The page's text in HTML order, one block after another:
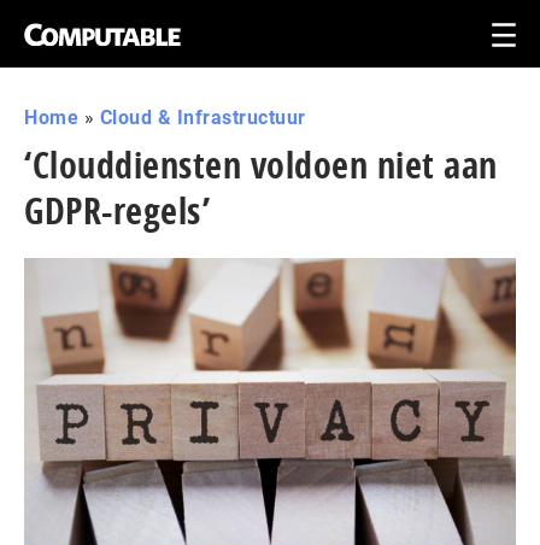
Home » Cloud & Infrastructuur
‘Clouddiensten voldoen niet aan
GDPR-regels’